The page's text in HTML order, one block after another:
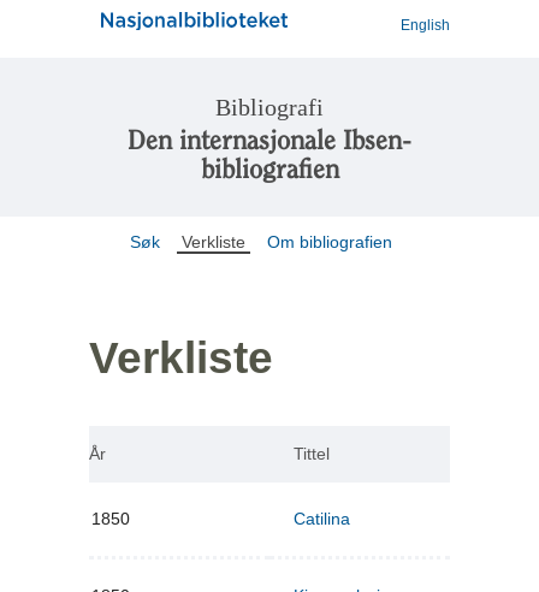
English
Bibliografi
Den internasjonale Ibsen-
bibliografien
Søk Verkliste Om bibliografien
Verkliste
År Tittel
1850 Catilina